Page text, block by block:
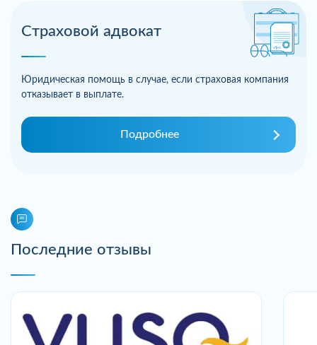
Страховой адвокат
Юридическая помощь в случае, если страховая компания
отказывает в выплате.
Подробнее
Последние отзывы